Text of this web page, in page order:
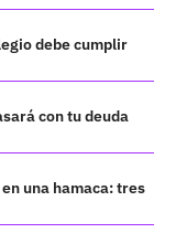
debe cumplir
con tu deuda
una hamaca: tres